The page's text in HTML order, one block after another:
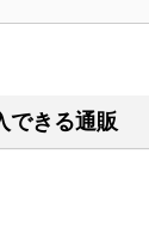
できる通販